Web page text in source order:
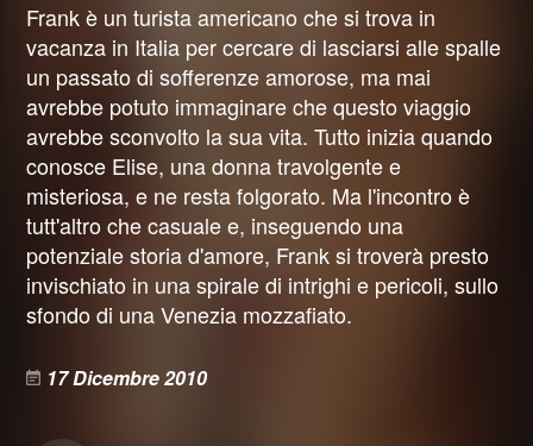
Frank è un turista americano che si trova in
vacanza in Italia per cercare di lasciarsi alle spalle
un passato di sofferenze amorose, ma mai
avrebbe potuto immaginare che questo viaggio
avrebbe sconvolto la sua vita. Tutto inizia quando
conosce Elise, una donna travolgente e
misteriosa, e ne resta folgorato. Ma l'incontro è
tutt'altro che casuale e, inseguendo una
potenziale storia d'amore, Frank si troverà presto
invischiato in una spirale di intrighi e pericoli, sullo
sfondo di una Venezia mozzafiato.
17 Dicembre 2010